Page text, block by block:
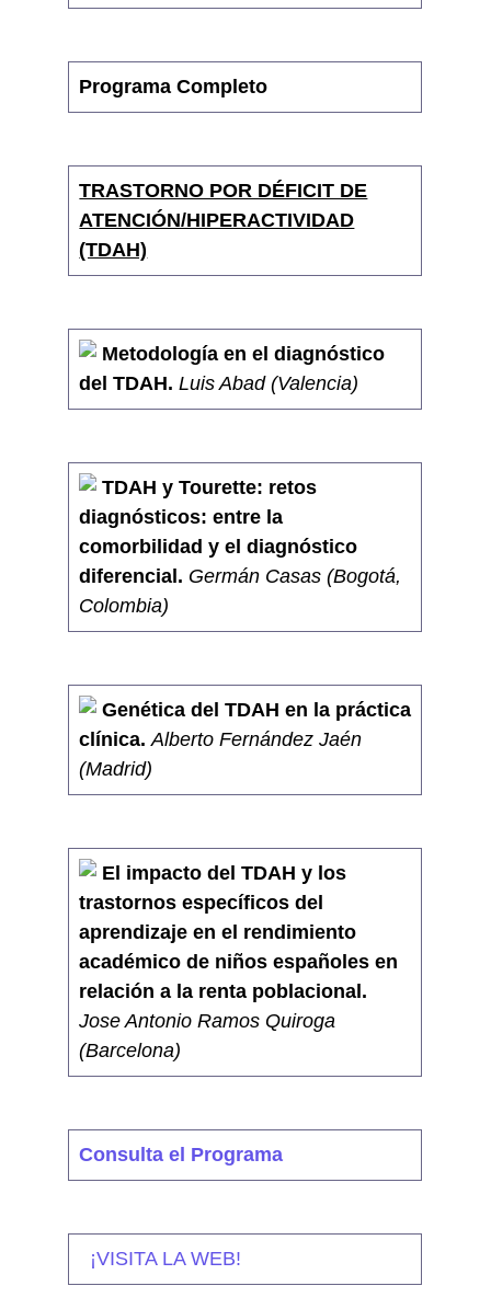
Programa Completo
TRASTORNO POR DÉFICIT DE
ATENCIÓN/HIPERACTIVIDAD
(TDAH)
Metodología en el diagnóstico
del TDAH. Luis Abad (Valencia)
TDAH y Tourette: retos
diagnósticos: entre la
comorbilidad y el diagnóstico
diferencial. Germán Casas (Bogotá,
Colombia)
Genética del TDAH en la práctica
clínica. Alberto Fernández Jaén
(Madrid)
El impacto del TDAH y los
trastornos específicos del
aprendizaje en el rendimiento
académico de niños españoles en
relación a la renta poblacional.
Jose Antonio Ramos Quiroga
(Barcelona)
Consulta el Programa
¡VISITA LA WEB!